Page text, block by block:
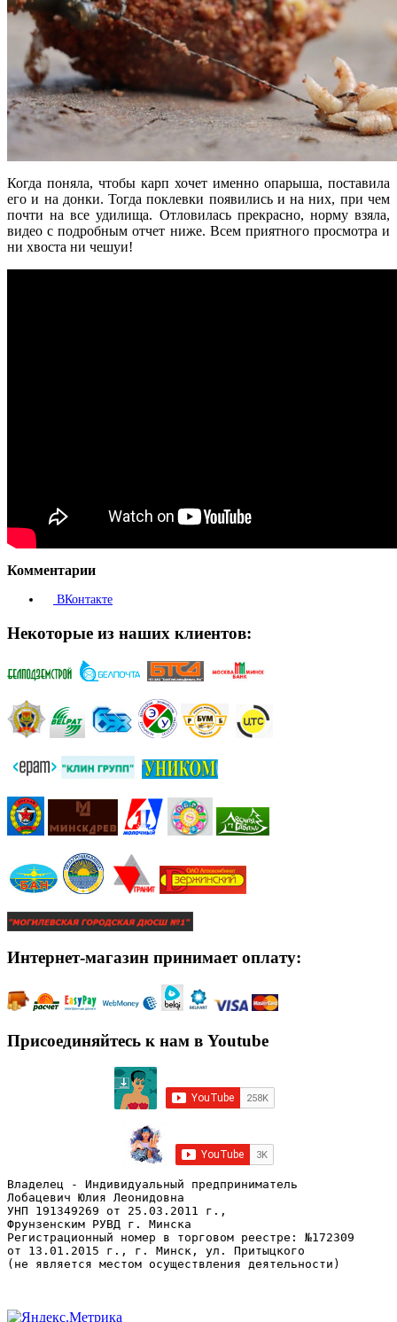
Когда поняла, чтобы карп хочет именно опарыша, поставила
его и на донки. Тогда поклевки появились и на них, при чем
почти на все удилища. Отловилась прекрасно, норму взяла,
видео с подробным отчет ниже. Всем приятного просмотра и
ни хвоста ни чешуи!
Комментарии
ВКонтакте
Некоторые из наших клиентов:
Интернет-магазин принимает оплату:
Присоединяйтесь к нам в Youtube
Владелец - Индивидуальный предприниматель
Лобацевич Юлия Леонидовна
УНП 191349269 от 25.03.2011 г.,
Фрунзенским РУВД г. Минска
Регистрационный номер в торговом реестре: №172309
от 13.01.2015 г., г. Минск, ул. Притыцкого
(не является местом осуществления деятельности)